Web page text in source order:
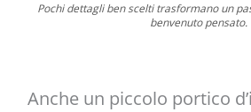
Pochi dettagli ben scelti trasformano un
benvenuto pensato.
Anche un piccolo portico